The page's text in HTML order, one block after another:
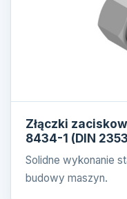
Złączki
8434-1 (DIN
Solidne wykonanie
budowy maszyn.